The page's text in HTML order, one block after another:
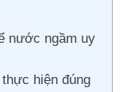
nước ngầm uy
hiện đúng